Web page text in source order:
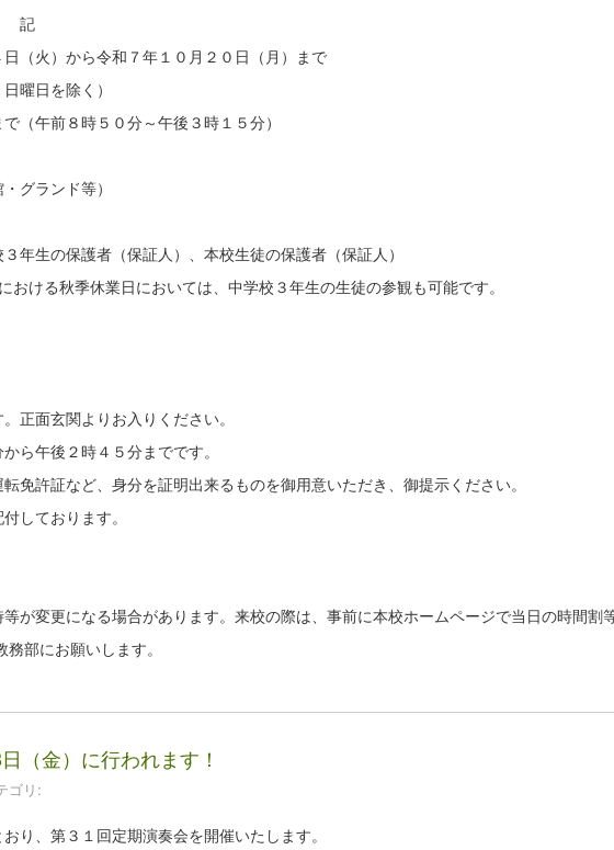
）から令和７年１０月２０日（月）まで
を除く）
時５０分～午後３時１５分）
ランド等）
の保護者（保証人）、本校生徒の保護者（保証人）
業日においては、中学校３年生の生徒の参観も可能です。
正面玄関よりお入りください。
ら午後２時４５分までです。
免許証など、身分を証明出来るものを御用意いただき、御提示ください。
しております。
が変更になる場合があります。来校の際は、事前に本校ホームページで当日の時間割
部にお願いします。
（金）に行われます！
ゴリ:
り、第３１回定期演奏会を開催いたします。